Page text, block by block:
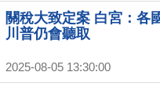
關稅大致定案 白宮：各
川普仍會聽取
2025-08-05 13:30:00